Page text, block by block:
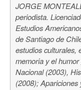
JORGE
periodista.
Estudios
de Santiago de
estudios culturales,
memoria y el
Nacional (2003),
(2008);Apariciones